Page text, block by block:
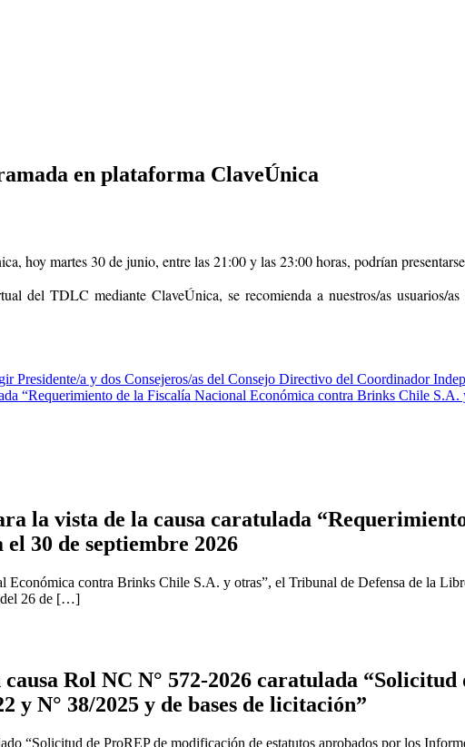
en plataforma ClaveÚnica
hoy martes 30 de junio, entre las 21:00 y las 23:00 horas, podrían
del TDLC mediante ClaveÚnica, se recomienda a nuestros/as usuarios/
Presidente/a y dos Consejeros/as del Consejo Directivo del Coordinador
“Requerimiento de la Fiscalía Nacional Económica contra Brinks Chile S.A.
la vista de la causa caratulada
30 de septiembre 2026
contra Brinks Chile S.A. y otras”, el Tribunal de Defensa de la
del 26 de […]
Rol NC N° 572-2026 caratulada
y N° 38/2025 y de bases de licitación”
“Solicitud de ProREP de modificación de estatutos aprobados por los